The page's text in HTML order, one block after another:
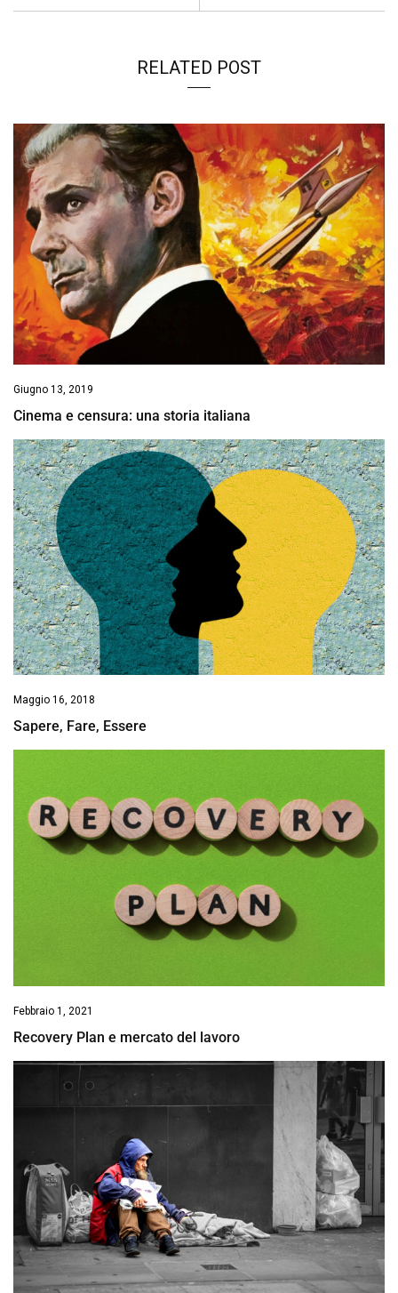
RELATED POST
Giugno 13, 2019
Cinema e censura: una storia italiana
Maggio 16, 2018
Sapere, Fare, Essere
Febbraio 1, 2021
Recovery Plan e mercato del lavoro